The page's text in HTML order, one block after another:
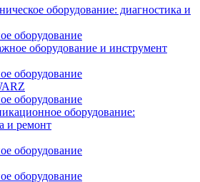
оборудование: диагностика и
оборудование
оборудование и инструмент
оборудование
оборудование
оборудование:
и ремонт
оборудование
оборудование